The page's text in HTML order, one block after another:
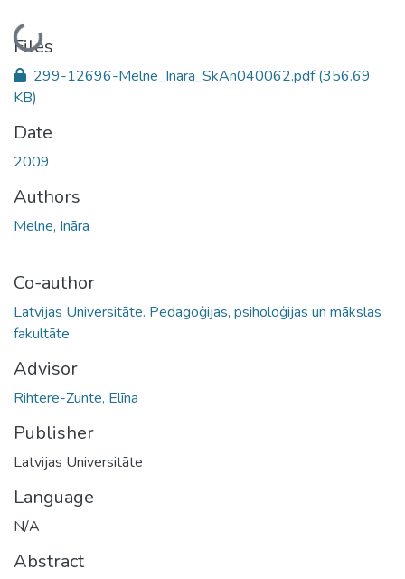
Loading...
Files
299-12696-Melne_Inara_SkAn040062.pdf(356.69
KB)
Date
2009
Authors
Melne, Ināra
Co-author
Latvijas Universitāte. Pedagoģijas, psiholoģijas un mākslas
fakultāte
Advisor
Rihtere-Zunte, Elīna
Publisher
Latvijas Universitāte
Language
N/A
Abstract